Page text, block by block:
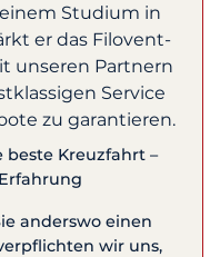
Studium in
er das Filovent-
unseren Partnern
Service
zu garantieren.
Kreuzfahrt –
anderswo einen
wir uns,